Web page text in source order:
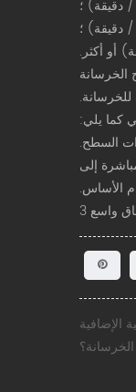
كما يلي:
موجة اهتزازها مباشرة إلى
الأساس.
واسع 3
الإضافية